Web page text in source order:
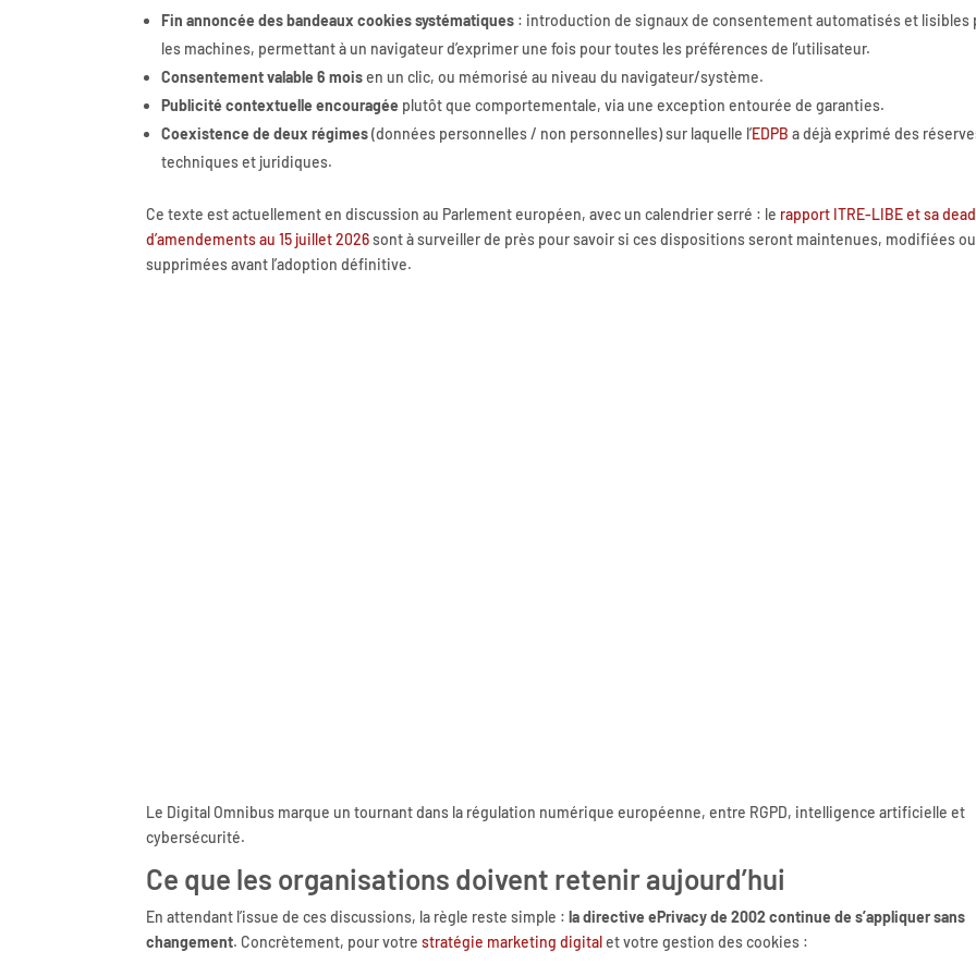
Fin annoncée des bandeaux cookies systématiques : introduction de signaux de consentement automatisés et lisibles
les machines, permettant à un navigateur d’exprimer une fois pour toutes les préférences de l’utilisateur.
Consentement valable 6 moisen un clic, ou mémorisé au niveau du navigateur/système.
Publicité contextuelle encouragée plutôt que comportementale, via une exception entourée de garanties.
Coexistence de deux régimes(données personnelles / non personnelles) sur laquelle l’EDPBa déjà exprimé des
techniques et juridiques.
Ce texte est actuellement en discussion au Parlement européen, avec un calendrier serré : le rapport ITRE-LIBE et sa
d’amendements au 15 juillet 2026sont à surveiller de près pour savoir si ces dispositions seront maintenues, modifiées ou
supprimées avant l’adoption définitive.
Le Digital Omnibus marque un tournant dans la régulation numérique européenne, entre RGPD, intelligence artificielle et
cybersécurité.
Ce que les organisations doivent retenir aujourd’hui
En attendant l’issue de ces discussions, la règle reste simple :la directive ePrivacy de 2002 continue de s’appliquer sans
changement. Concrètement, pour votrestratégie marketing digitalet votre gestion des cookies :